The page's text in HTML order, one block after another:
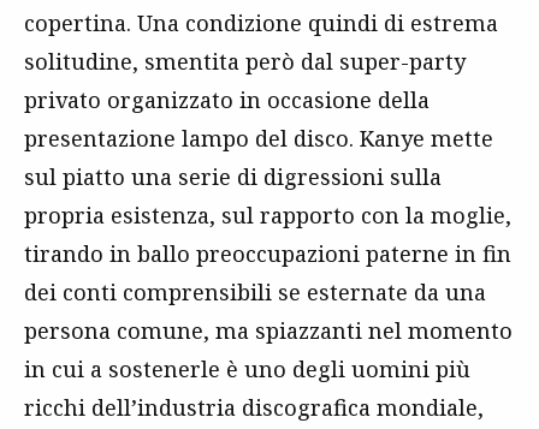
copertina. Una condizione quindi di estrema
solitudine, smentita però dal super-party
privato organizzato in occasione della
presentazione lampo del disco. Kanye mette
sul piatto una serie di digressioni sulla
propria esistenza, sul rapporto con la moglie,
tirando in ballo preoccupazioni paterne in fin
dei conti comprensibili se esternate da una
persona comune, ma spiazzanti nel momento
in cui a sostenerle è uno degli uomini più
ricchi dell’industria discografica mondiale,